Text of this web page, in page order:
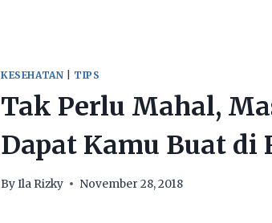
KESEHATAN TIPS
Tak Perlu Mahal,
Dapat Kamu Buat di
ByIla Rizky November 28, 2018